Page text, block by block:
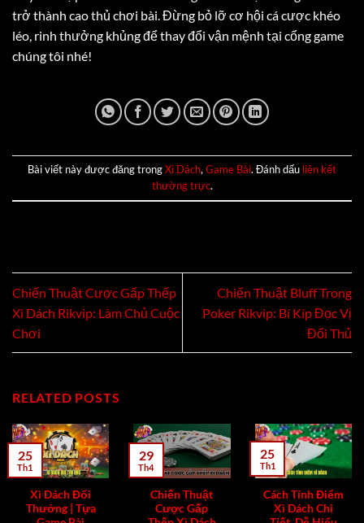
trở thành cao thủ chơi bài. Đừng bỏ lỡ cơ hội cá cược khéo
léo, rinh thưởng khủng để thay đổi vận mệnh tại cổng game
chúng tôi nhé!
Bài viết này được đăng trongXì Dách,Game Bài. Đánh dấu liên kết
thường trực.
Chiến Thuật Cược Gấp Thếp
Xì Dách Rikvip: Làm Chủ Cuộc
Chơi
Chiến Thuật Bluff Trong
Poker Rikvip: Bí Kíp Đọc Vị
Đối Thủ
RELATED POSTS
Xì Dách Đổi
Thưởng | Tựa
25
Th1
Chiến Thuật
Cược Gấp
29
Th4
Cách Tính Điểm
Xì Dách Chi
25
Th1